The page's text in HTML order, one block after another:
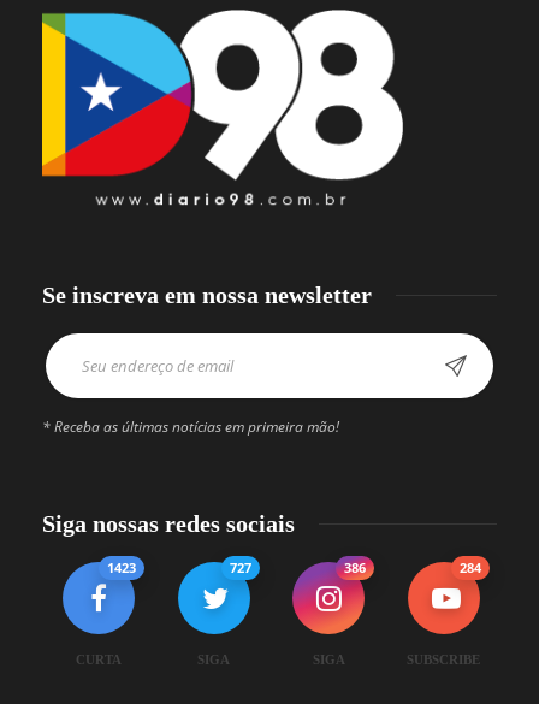
Se inscreva em nossa newsletter
* Receba as últimas notícias em primeira mão!
Siga nossas redes sociais
1423
CURTA
727
SIGA
386
SIGA
284
SUBSCRIBE